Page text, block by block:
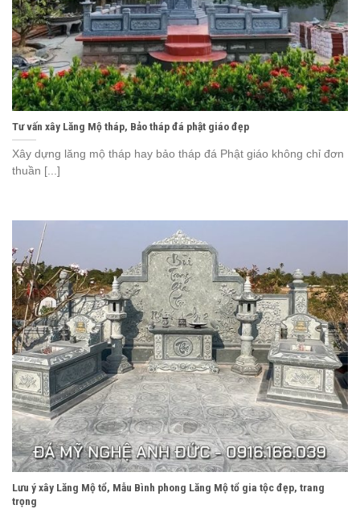
Tư vấn xây Lăng Mộ tháp, Bảo tháp đá phật giáo đẹp
Xây dựng lăng mộ tháp hay bảo tháp đá Phật giáo không chỉ đơn
thuần [...]
Lưu ý xây Lăng Mộ tổ, Mẫu Bình phong Lăng Mộ tổ gia tộc đẹp, trang
trọng